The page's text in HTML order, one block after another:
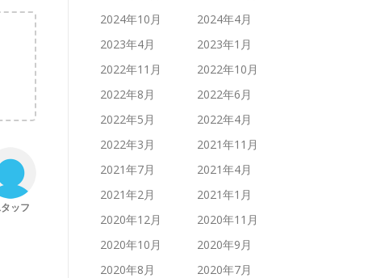
2024年10月
2024年4月
2023年4月
2023年1月
2022年11月
2022年10月
2022年8月
2022年6月
2022年5月
2022年4月
2022年3月
2021年11月
2021年7月
2021年4月
2021年2月
2021年1月
2020年12月
2020年11月
2020年10月
2020年9月
2020年8月
2020年7月